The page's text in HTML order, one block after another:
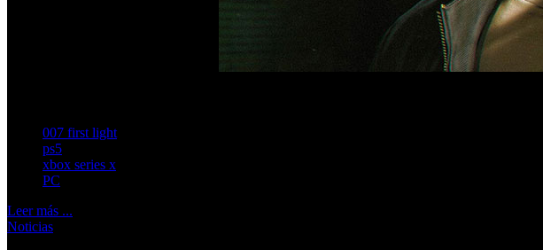
007 first light
ps5
xbox series x
PC
Leer más ...
Noticias